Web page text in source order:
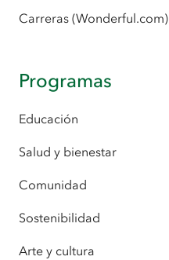
Carreras (Wonderful.com)
Programas
Educación
Salud y bienestar
Comunidad
Sostenibilidad
Arte y cultura